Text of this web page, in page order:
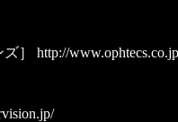
］ http://